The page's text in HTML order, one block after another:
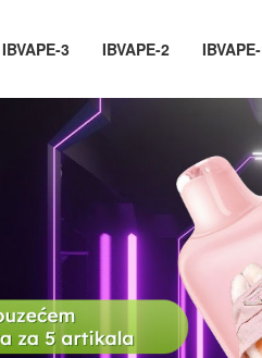
IBVAPE-3 IBVAPE-2